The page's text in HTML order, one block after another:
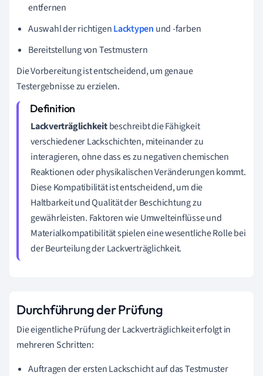
entfernen
Auswahl der richtigenLacktypen und -farben
Bereitstellung von Testmustern
Die Vorbereitung ist entscheidend, um genaue
Testergebnisse zu erzielen.
Lackverträglichkeitbeschreibt die Fähigkeit
verschiedener Lackschichten, miteinander zu
interagieren, ohne dass es zu negativen chemischen
Reaktionen oder physikalischen Veränderungen kommt.
Diese Kompatibilität ist entscheidend, um die
Haltbarkeit und Qualität der Beschichtung zu
gewährleisten. Faktoren wie Umwelteinflüsse und
Materialkompatibilität spielen eine wesentliche Rolle bei
der Beurteilung der Lackverträglichkeit.
Durchführung der Prüfung
Die eigentliche Prüfung der Lackverträglichkeit erfolgt in
mehreren Schritten:
Auftragen der ersten Lackschicht auf das Testmuster